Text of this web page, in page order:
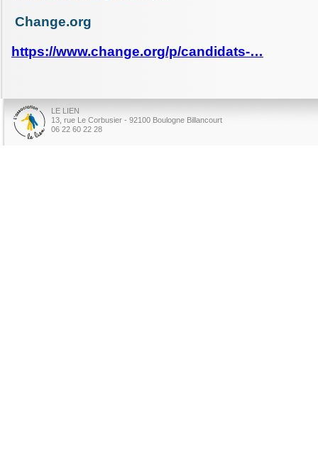
Change.org
https://www.change.org/p/candidats-…
LE LIEN
13, rue Le Corbusier - 92100 Boulogne Billancourt
06 22 60 22 28